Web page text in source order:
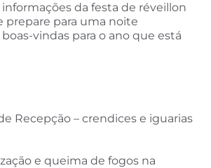
informações da festa de réveillon
prepare para uma noite
vindas para o ano que está
Recepção – crendices e iguarias
e queima de fogos na